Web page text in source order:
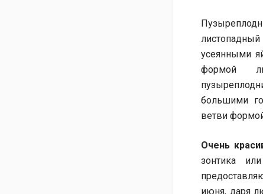
усеянными
формой
большими
ветви
Очень
зонтика
июня, даря